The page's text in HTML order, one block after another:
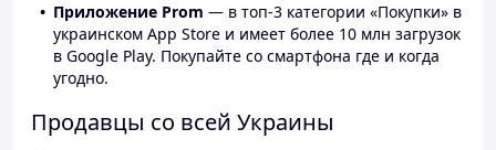
Приложение Prom — в топ-3 категории «Покупки» в
украинском App Store и имеет более 10 млн загрузок
в Google Play. Покупайте со смартфона где и когда
угодно.
Продавцы со всей Украины